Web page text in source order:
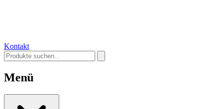
Kontakt
Menü